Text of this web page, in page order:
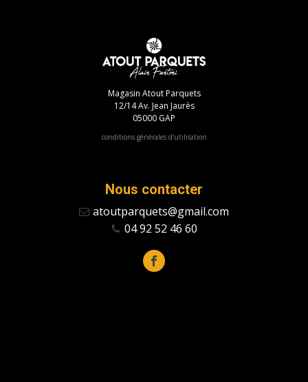
Magasin Atout Parquets
12/14 Av. Jean Jaurès
05000 GAP
conditions générales d'utilisation
Nous contacter
atoutparquets@gmail.com
04 92 52 46 60